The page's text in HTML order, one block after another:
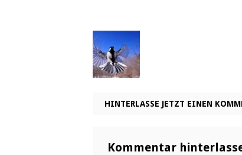
HINTERLASSE JETZT EINEN
Kommentar